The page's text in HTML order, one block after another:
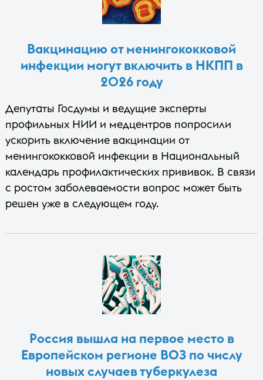
Вакцинацию от менингококковой
инфекции могут включить в НКПП в
2026 году
Депутаты Госдумы и ведущие эксперты
профильных НИИ и медцентров попросили
ускорить включение вакцинации от
менингококковой инфекции в Национальный
календарь профилактических прививок. В связи
с ростом заболеваемости вопрос может быть
решен уже в следующем году.
Россия вышла на первое место в
Европейском регионе ВОЗ по числу
новых случаев туберкулеза